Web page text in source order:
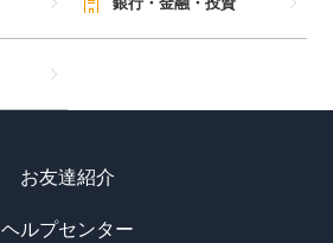
お友達紹介
ヘルプセンター